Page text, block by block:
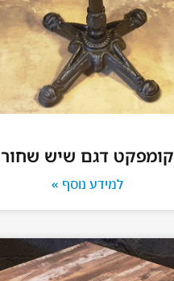
קומפקט דגם שיש שחור
למידע נוסף »